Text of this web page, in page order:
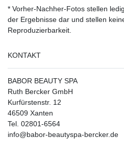
* Vorher-Nachher-Fotos stellen
der Ergebnisse dar und stellen
Reproduzierbarkeit.
KONTAKT
BABOR BEAUTY SPA
Ruth Bercker GmbH
Kurfürstenstr. 12
46509 Xanten
Tel. 02801-6564
info@babor-beautyspa-bercker.de